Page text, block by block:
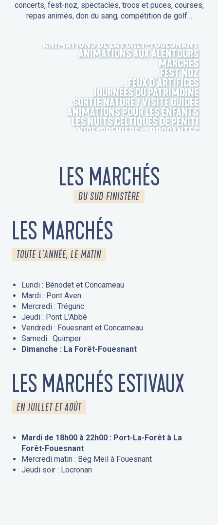
concerts, fest-noz, spectacles, trocs et puces, courses,
repas animés, don du sang, compétition de golf…
ANIMATIONS DE LA FORÊT-FOUESNANT
ANIMATIONS AUX ALENTOURS
MARCHÉS
FEST NOZ
FEUX D’ARTIFICES
JOURNÉES DU PATRIMOINE
SORTIE NATURE / VISITE GUIDÉE
ANIMATIONS POUR LES ENFANTS
LES NUITS CELTIQUES DE PENITI
VIDE-GRENIERS – BROCANTES
LES MARCHÉS
DU SUD FINISTÈRE
LES MARCHÉS
TOUTE L'ANNÉE, LE MATIN
Lundi : Bénodet et Concarneau
Mardi : Pont Aven
Mercredi : Trégunc
Jeudi : Pont L’Abbé
Vendredi : Fouesnant et Concarneau
Samedi : Quimper
Dimanche : La Forêt-Fouesnant
LES MARCHÉS ESTIVAUX
EN JUILLET ET AOÛT
Mardi de 18h00 à 22h00 : Port-La-Forêt à La
Forêt-Fouesnant
Mercredi matin : Beg Meil à Fouesnant
Jeudi soir : Locronan